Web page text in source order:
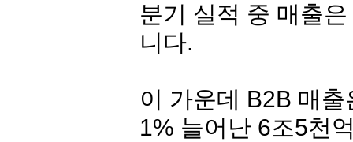
분기 실적 중 매출
니다.
이 가운데 B2B 매
1% 늘어난 6조5천